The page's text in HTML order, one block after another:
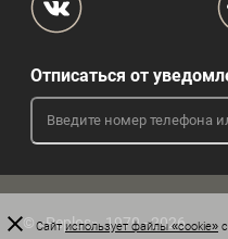
Отписаться от
© «Peplos», 1970 - 2026
Сайтиспользует файлы «cookie»